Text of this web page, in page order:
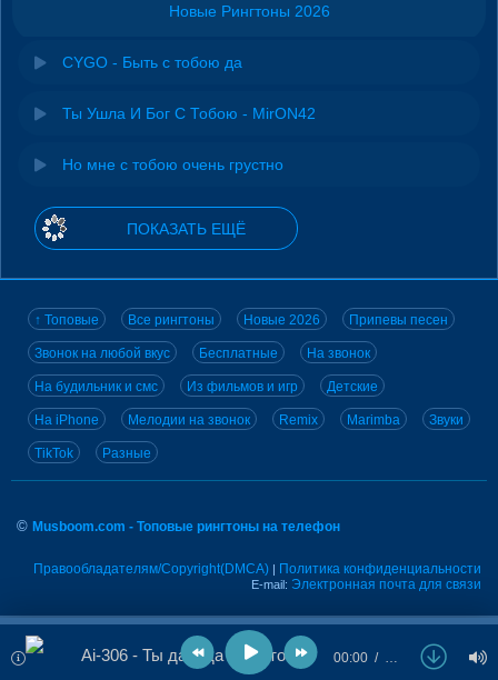
Новые Рингтоны 2026
CYGO - Быть с тобою да
Ты Ушла И Бог С Тобою - MirON42
Но мне с тобою очень грустно
ПОКАЗАТЬ ЕЩЁ
↑ Топовые Все рингтоны Новые 2026 Припевы песен
Звонок на любой вкус Бесплатные На звонок
На будильник и смс Из фильмов и игр Детские
На iPhone Мелодии на звонок Remix Marimba Звуки
TikTok Разные
© Musboom.com - Топовые рингтоны на телефон
Правообладателям/Copyright(DMCA) | Политика конфиденциальности
E-mail: Электронная почта для связи
Ai-306 - Ты да я да мы с тобою 00:00 …